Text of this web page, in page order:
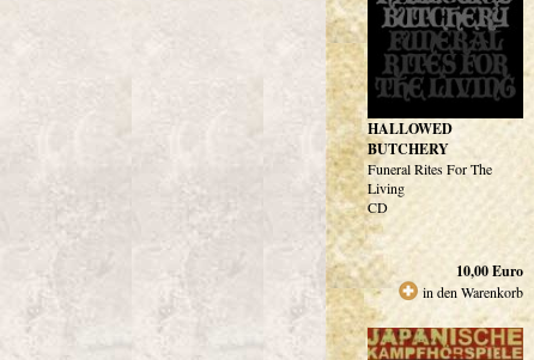
HALLOWED
BUTCHERY
Funeral Rites For The
Living
CD
10,00Euro
in den Warenkorb